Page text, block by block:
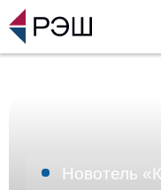
Офлайн с